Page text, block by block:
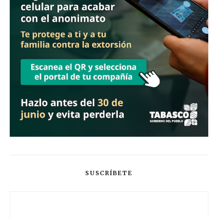
SUSCRÍBETE